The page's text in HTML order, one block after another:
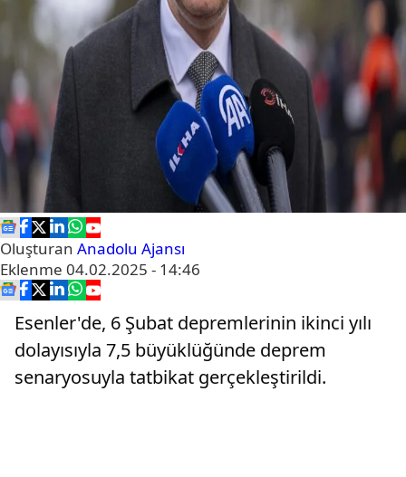
Oluşturan Anadolu Ajansı
Eklenme 04.02.2025 - 14:46
Esenler'de, 6 Şubat depremlerinin ikinci yılı
dolayısıyla 7,5 büyüklüğünde deprem
senaryosuyla tatbikat gerçekleştirildi.